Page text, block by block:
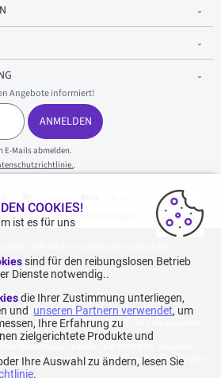
Angebote informiert!
ANMELDEN
E-Mails abmelden.
.
Einkauf und sichere Zahlungen
2026 - Alle Rechte vorbehalten 1001reifen
Einkauf mit einem Betrag von 70€ oder mehr (inkl.
7,90€ inkl. MwSt.).
nicht rabattierbar. Dies spiegelt nicht die allgemein
wider.
Bewertungen, erhoben am 23.02.2026, basierend
12 Monaten und insgesamt 1.082 Bewertungen seit dem
COOKIES!
ist es für uns
sind für den reibungslosen Betrieb
Dienste notwendig..
die Ihrer Zustimmung unterliegen,
und unseren Partnern verwendet, um
Ihre Erfahrung zu
zielgerichtete Produkte und
Ihre Auswahl zu ändern, lesen Sie
.